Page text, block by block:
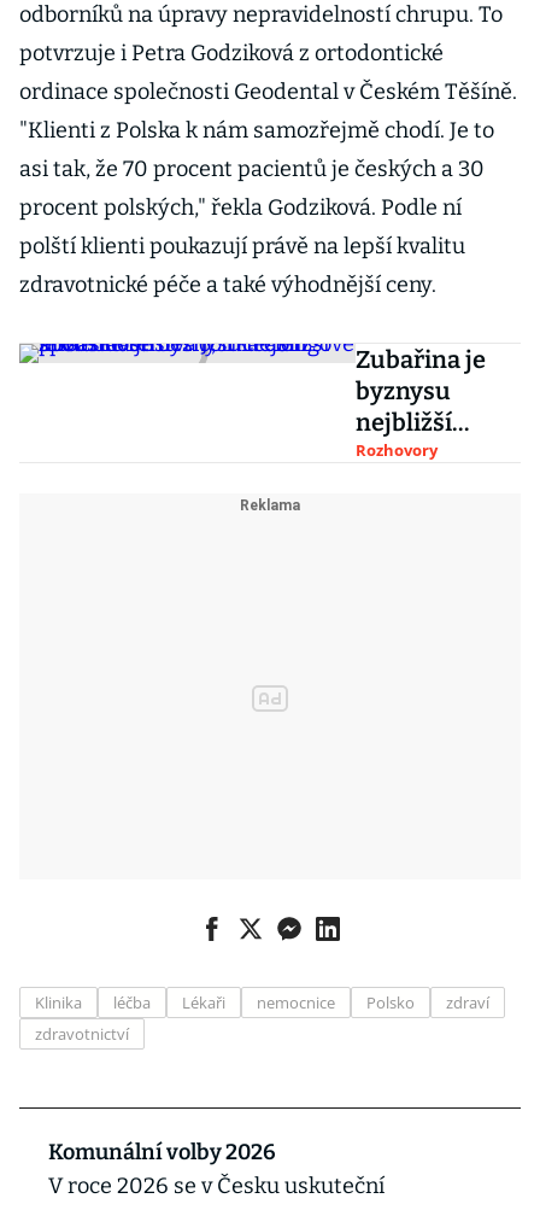
odborníků na úpravy nepravidelností chrupu. To
potvrzuje i Petra Godziková z ortodontické
ordinace společnosti Geodental v Českém Těšíně.
"Klienti z Polska k nám samozřejmě chodí. Je to
asi tak, že 70 procent pacientů je českých a 30
procent polských," řekla Godziková. Podle ní
polští klienti poukazují právě na lepší kvalitu
zdravotnické péče a také výhodnější ceny.
Zubařina je
byznysu
nejbližší
lékařské
Rozhovory
Klinika léčba Lékaři nemocnice Polsko
zdraví
zdravotnictví
Komunální volby 2026
V roce 2026 se v Česku uskuteční